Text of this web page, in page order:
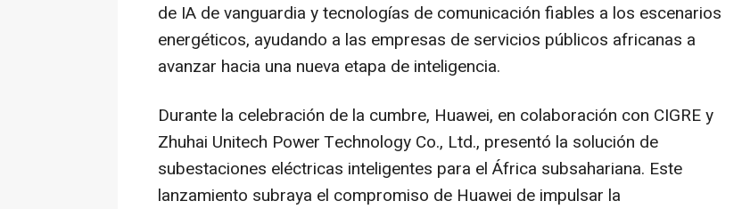
de IA de vanguardia y tecnologías de comunicación fiables a los escenarios
energéticos, ayudando a las empresas de servicios públicos africanas a
avanzar hacia una nueva etapa de inteligencia.
Durante la celebración de la cumbre, Huawei, en colaboración con CIGRE y
Zhuhai Unitech Power Technology Co., Ltd., presentó la solución de
subestaciones eléctricas inteligentes para el África subsahariana. Este
lanzamiento subraya el compromiso de Huawei de impulsar la